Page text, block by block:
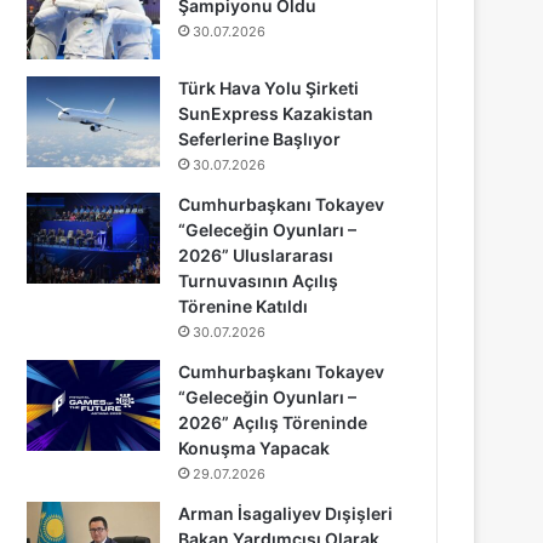
Şampiyonu Oldu
30.07.2026
Türk Hava Yolu Şirketi
SunExpress Kazakistan
Seferlerine Başlıyor
30.07.2026
Cumhurbaşkanı Tokayev
“Geleceğin Oyunları –
2026” Uluslararası
Turnuvasının Açılış
Törenine Katıldı
30.07.2026
Cumhurbaşkanı Tokayev
“Geleceğin Oyunları –
2026” Açılış Töreninde
Konuşma Yapacak
29.07.2026
Arman İsagaliyev Dışişleri
Bakan Yardımcısı Olarak